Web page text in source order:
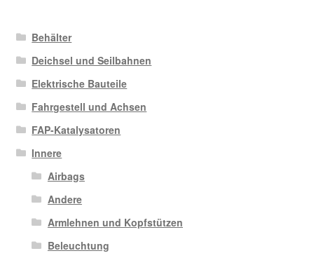
Behälter
Deichsel und Seilbahnen
Elektrische Bauteile
Fahrgestell und Achsen
FAP-Katalysatoren
Innere
Airbags
Andere
Armlehnen und Kopfstützen
Beleuchtung